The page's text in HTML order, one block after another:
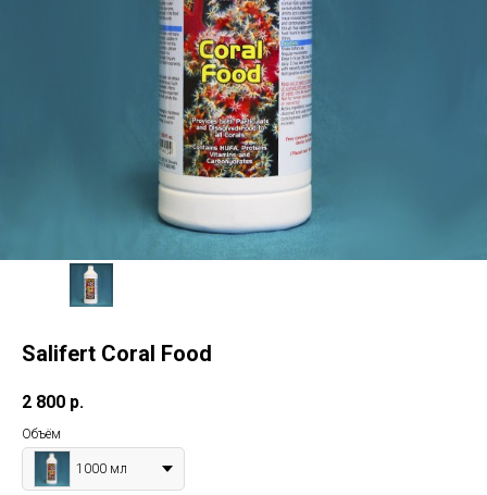
Salifert Coral Food
2 800 р.
Объём
1000 мл